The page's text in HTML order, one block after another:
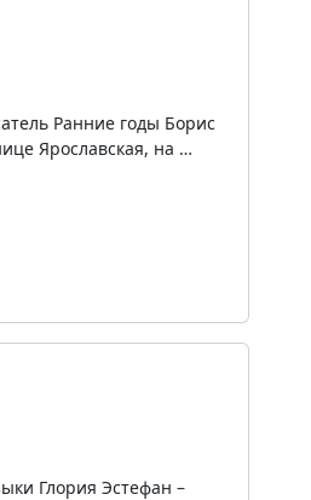
Ранние годы Борис
Ярославская, на …
Глория Эстефан –